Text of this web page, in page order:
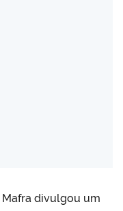
divulgou um